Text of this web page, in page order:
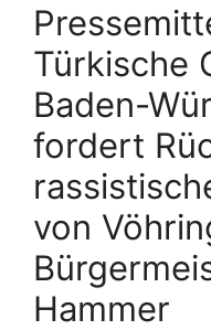
Türkische
Baden-
fordert
von
Hammer